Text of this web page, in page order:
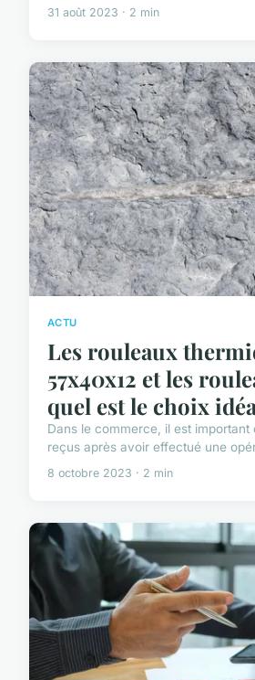
31 août 2023 · 2 min
ACTU
Les rouleaux
57x40x12 et les
quel est le choix
Dans le commerce, il est important
reçus après avoir effectué une
8 octobre 2023 · 2 min